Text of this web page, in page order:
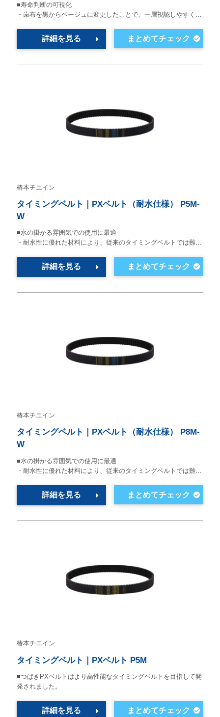
■寿命判断の可視化
・歯布を黒からベージュに変更したことで、一層視認しやすく…
詳細を見る
椿本チエイン
タイミングベルト｜PXベルト（耐水仕様） P5M-
W
■水の掛かる雰囲気での使用に最適
・耐水性に優れた材料により、従来のタイミングベルトでは難…
詳細を見る
椿本チエイン
タイミングベルト｜PXベルト（耐水仕様） P8M-
W
■水の掛かる雰囲気での使用に最適
・耐水性に優れた材料により、従来のタイミングベルトでは難…
詳細を見る
椿本チエイン
タイミングベルト｜PXベルト P5M
■つばきPXベルトはより高性能なタイミングベルトを目指して開
発されました。
詳細を見る